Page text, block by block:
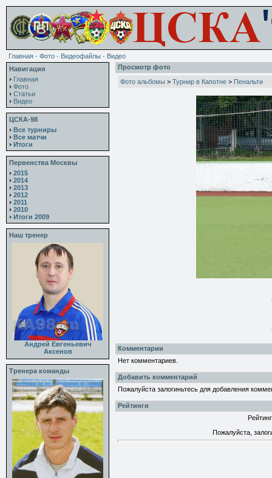
Главная · Фото · Видеофайлы · Видео
Навигация
Главная
Фото
Статьи
Видео
ЦСКА-98
Все турниры
Все матчи
Итоги
Первенства Москвы
2015
2014
2013
2012
2011
2010
Итоги 2009
Наш тренер
Андрей Евгеньевич
Аксенов
Тренера команды
Просмотр фото
Фото альбомы > Турнир в Капотне > Пенальти
Комментарии
Нет комментариев.
Добавить комментарий
Пожалуйста залогиньтесь для добавления
Рейтинги
Пожалуйста,